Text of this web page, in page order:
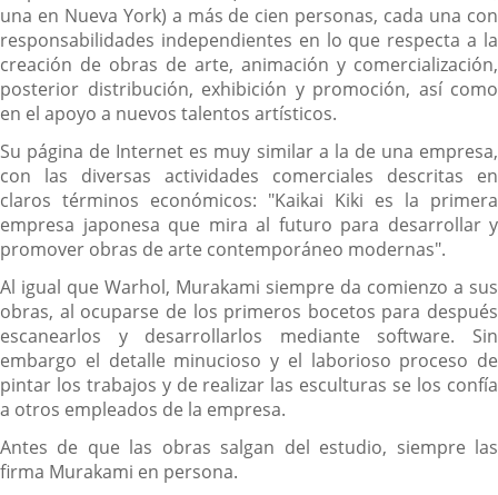
una en Nueva York) a más de cien personas, cada una con
responsabilidades independientes en lo que respecta a la
creación de obras de arte, animación y comercialización,
posterior distribución, exhibición y promoción, así como
en el apoyo a nuevos talentos artísticos.
Su página de Internet es muy similar a la de una empresa,
con las diversas actividades comerciales descritas en
claros términos económicos: "Kaikai Kiki es la primera
empresa japonesa que mira al futuro para desarrollar y
promover obras de arte contemporáneo modernas".
Al igual que Warhol, Murakami siempre da comienzo a sus
obras, al ocuparse de los primeros bocetos para después
escanearlos y desarrollarlos mediante software. Sin
embargo el detalle minucioso y el laborioso proceso de
pintar los trabajos y de realizar las esculturas se los confía
a otros empleados de la empresa.
Antes de que las obras salgan del estudio, siempre las
firma Murakami en persona.